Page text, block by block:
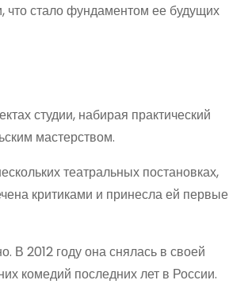
что стало фундаментом ее будущих
студии, набирая практический
мастерством.
театральных постановках,
критиками и принесла ей первые
В 2012 году она снялась в своей
комедий последних лет в России.